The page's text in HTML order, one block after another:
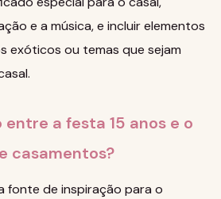
e a música, e incluir elementos
exóticos ou temas que sejam
a festa 15 anos e o
casamentos?
fonte de inspiração para o